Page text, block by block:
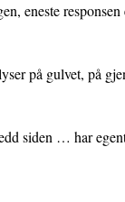
eneste
på gulvet, på
siden … har